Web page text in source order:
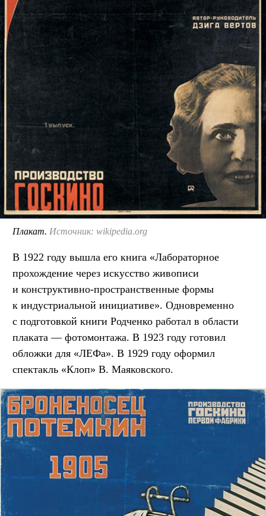
Плакат. Источник: wikipedia.org
В 1922 году вышла его книга «Лабораторное
прохождение через искусство живописи
и конструктивно-пространственные формы
к индустриальной инициативе». Одновременно
с подготовкой книги Родченко работал в области
плаката — фотомонтажа. В 1923 году готовил
обложки для «ЛЕФа». В 1929 году оформил
спектакль «Клоп» В. Маяковского.